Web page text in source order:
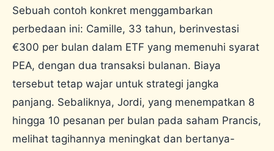
Sebuah contoh konkret menggambarkan
perbedaan ini: Camille, 33 tahun, berinvestasi
€300 per bulan dalam ETF yang memenuhi syarat
PEA, dengan dua transaksi bulanan. Biaya
tersebut tetap wajar untuk strategi jangka
panjang. Sebaliknya, Jordi, yang menempatkan 8
hingga 10 pesanan per bulan pada saham Prancis,
melihat tagihannya meningkat dan bertanya-